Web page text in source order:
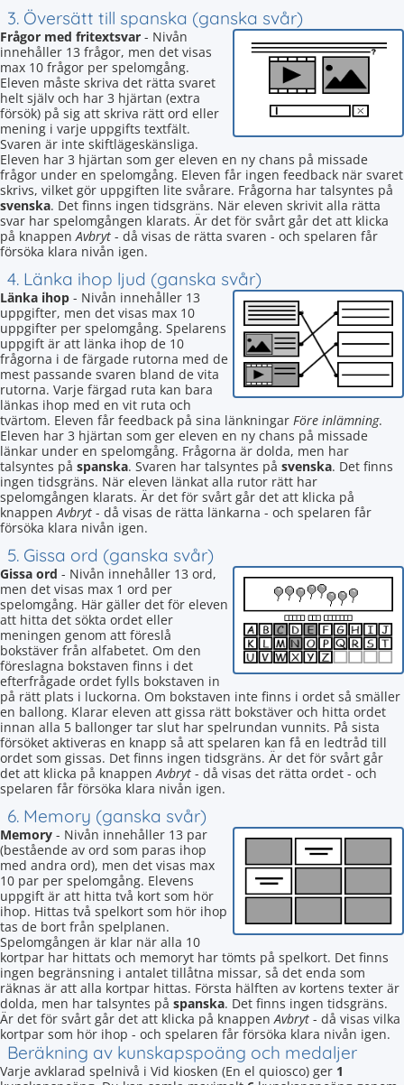
3. Översätt till spanska (ganska svår)
Frågor med fritextsvar - Nivån
innehåller 13 frågor, men det visas
max 10 frågor per spelomgång.
Eleven måste skriva det rätta svaret
helt själv och har 3 hjärtan (extra
försök) på sig att skriva rätt ord eller
mening i varje uppgifts textfält.
Svaren är inte skiftlägeskänsliga.
Eleven har 3 hjärtan som ger eleven en ny chans på missade
frågor under en spelomgång. Eleven får ingen feedback när svaret
skrivs, vilket gör uppgiften lite svårare. Frågorna har talsyntes på
svenska. Det finns ingen tidsgräns. När eleven skrivit alla rätta
svar har spelomgången klarats. Är det för svårt går det att klicka
på knappenAvbryt - då visas de rätta svaren - och spelaren får
försöka klara nivån igen.
4. Länka ihop ljud (ganska svår)
Länka ihop - Nivån innehåller 13
uppgifter, men det visas max 10
uppgifter per spelomgång. Spelarens
uppgift är att länka ihop de 10
frågorna i de färgade rutorna med de
mest passande svaren bland de vita
rutorna. Varje färgad ruta kan bara
länkas ihop med en vit ruta och
tvärtom. Eleven får feedback på sina länkningar Före inlämning.
Eleven har 3 hjärtan som ger eleven en ny chans på missade
länkar under en spelomgång. Frågorna är dolda, men har
talsyntes på spanska. Svaren har talsyntes på svenska. Det finns
ingen tidsgräns. När eleven länkat alla rutor rätt har
spelomgången klarats. Är det för svårt går det att klicka på
knappenAvbryt - då visas de rätta länkarna - och spelaren får
försöka klara nivån igen.
5. Gissa ord (ganska svår)
Gissa ord - Nivån innehåller 13 ord,
men det visas max 1 ord per
spelomgång. Här gäller det för eleven
att hitta det sökta ordet eller
meningen genom att föreslå
bokstäver från alfabetet. Om den
föreslagna bokstaven finns i det
efterfrågade ordet fylls bokstaven in
på rätt plats i luckorna. Om bokstaven inte finns i ordet så smäller
en ballong. Klarar eleven att gissa rätt bokstäver och hitta ordet
innan alla 5 ballonger tar slut har spelrundan vunnits. På sista
försöket aktiveras en knapp så att spelaren kan få en ledtråd till
ordet som gissas. Det finns ingen tidsgräns. Är det för svårt går
det att klicka på knappenAvbryt - då visas det rätta ordet - och
spelaren får försöka klara nivån igen.
6. Memory (ganska svår)
Memory - Nivån innehåller 13 par
(bestående av ord som paras ihop
med andra ord), men det visas max
10 par per spelomgång. Elevens
uppgift är att hitta två kort som hör
ihop. Hittas två spelkort som hör ihop
tas de bort från spelplanen.
Spelomgången är klar när alla 10
kortpar har hittats och memoryt har tömts på spelkort. Det finns
ingen begränsning i antalet tillåtna missar, så det enda som
räknas är att alla kortpar hittas. Första hälften av kortens texter är
dolda, men har talsyntes på spanska. Det finns ingen tidsgräns.
Är det för svårt går det att klicka på knappenAvbryt - då visas vilka
kortpar som hör ihop - och spelaren får försöka klara nivån igen.
Beräkning av kunskapspoäng och medaljer
Varje avklarad spelnivå i Vid kiosken (En el quiosco) ger 1